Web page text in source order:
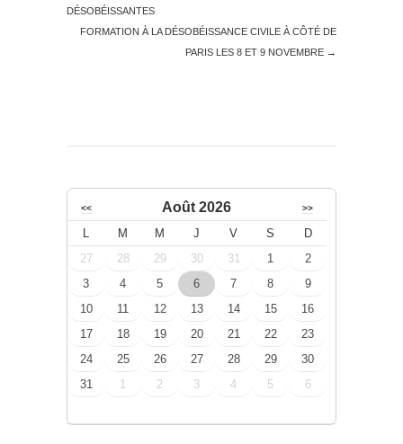
DÉSOBÉISSANTES
FORMATION À LA DÉSOBÉISSANCE CIVILE À CÔTÉ DE
PARIS LES 8 ET 9 NOVEMBRE →
<< Août 2026 >>
M M J V S
D
27
28 29 30 31 1
2
3
4 5 6 7 8
9
10
11 12 13 14 15
16
17
18 19 20 21 22
23
24
25 26 27 28 29
30
31
1 2 3 4 5 6